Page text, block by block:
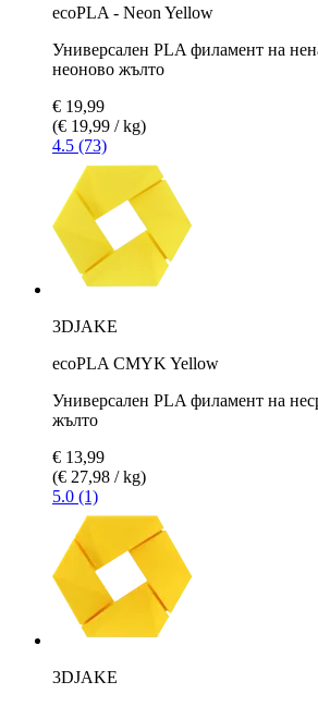
ecoPLA - Neon Yellow
Универсален PLA филамент на
неоново жълто
€ 19,99
(€ 19,99 / kg)
4.5 (73)
3DJAKE
ecoPLA CMYK Yellow
Универсален PLA филамент на
жълто
€ 13,99
(€ 27,98 / kg)
5.0 (1)
3DJAKE